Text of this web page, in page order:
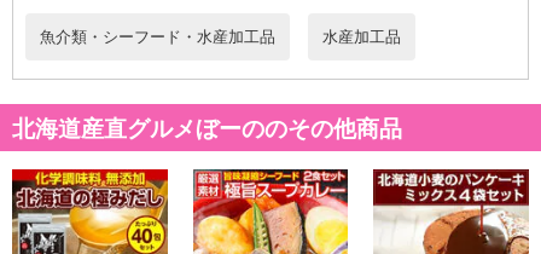
ほどよい甘さとコリコリした食感がたまらない！
晩酌、ちょっとしたおつまみに大人気の「エイヒレ」
ほどよく甘めに味付けされ、コリコリとした食感がクセになる
おつまみを代表する一品です。
居酒屋さんなどではおなじみの一品で、
軽く炙ってお召し上がり頂くと香ばしい程よい甘さ、
魚介類・シーフード・水産加工品 水産加工品
北海道産直グルメぼーののその他商品